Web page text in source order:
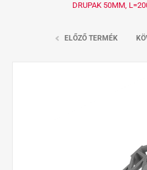
DRUPAK 50MM,
ELŐZŐ TERMÉK